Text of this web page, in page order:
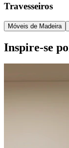
Travesseiros
Móveis de Madeira
Inspire-se